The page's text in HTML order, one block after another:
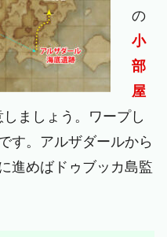
の
小
部
屋
ましょう。ワープし
す。アルザダールから
進めばドゥブッカ島監